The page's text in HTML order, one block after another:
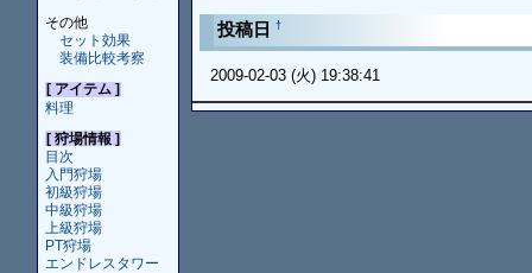
その他
セット効果
装備比較考察
[ アイテム ]
料理
[ 狩場情報 ]
目次
入門狩場
初級狩場
中級狩場
上級狩場
PT狩場
エンドレスタワー
投稿日 †
2009-02-03 (火) 19:38:41